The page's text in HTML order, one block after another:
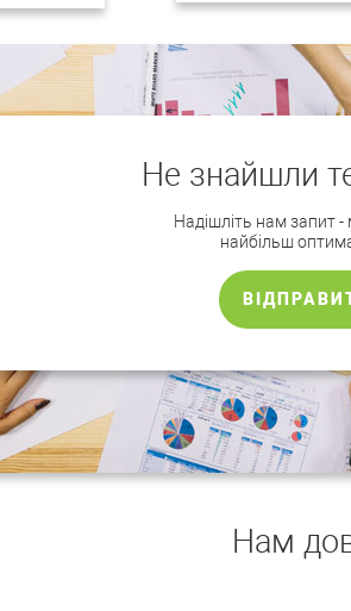
Не знайшли
Надішліть нам запит
найбільш
Нам